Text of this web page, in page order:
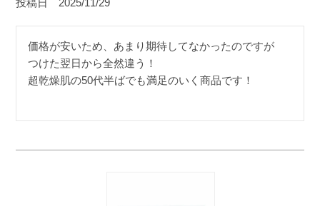
投稿日 2025/11/29
価格が安いため、あまり期待してなかったのですが
つけた翌日から全然違う！
超乾燥肌の50代半ばでも満足のいく商品です！